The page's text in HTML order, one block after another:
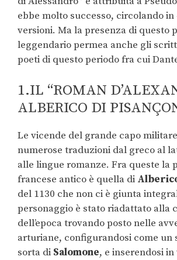
ebbe molto successo, circolando in
versioni. Ma la presenza di questo
leggendario permea anche gli
poeti di questo periodo fra cui
1.IL “ROMAN
ALBERICO DI
Le vicende del grande capo
numerose traduzioni dal greco al
alle lingue romanze. Fra queste la
francese antico è quella di
del 1130 che non ci è giunta
personaggio è stato riadattato alla
dell’epoca trovando posto nelle
arturiane, configurandosi come un
sorta di Salomone, e inserendosi